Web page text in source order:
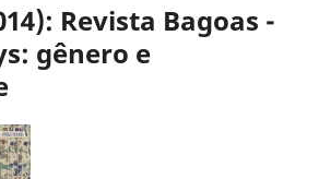
Revista Bagoas -
gênero e